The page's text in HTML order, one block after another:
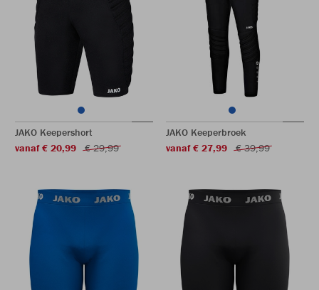
JAKO Keepershort
vanaf € 20,99
€ 29,99
JAKO Keeperbroek
vanaf € 27,99
€ 39,99